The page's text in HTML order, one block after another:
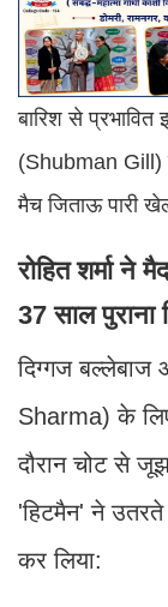
बारिश से
(Shubman Gill)
मैच जिताऊ पारी
रोहित शर्मा ने
37 साल पुराना
दिग्गज बल्लेबाज
Sharma) के
दौरान चोट से
'हिटमैन' ने उतरते
कर लिया: